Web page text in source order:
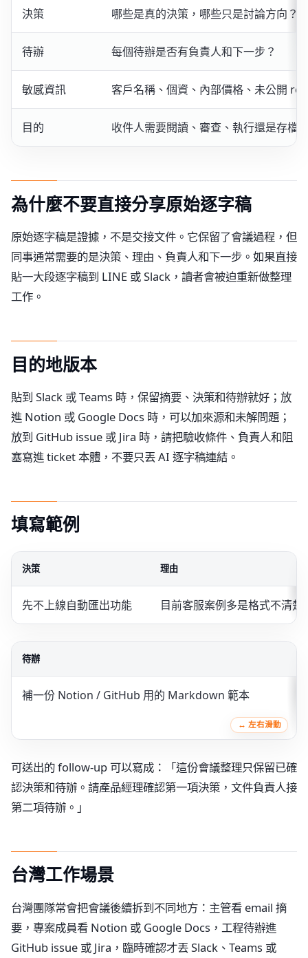
決策 哪些是真的決策，哪些只是討論方向？
待辦 每個待辦是否有負責人和下一步？
敏感資訊 客戶名稱、個資、內部價格、未公開
目的 收件人需要閱讀、審查、執行還是存檔
為什麼不要直接分享原始逐字稿
原始逐字稿是證據，不是交接文件。它保留了會議過程，但
同事通常需要的是決策、理由、負責人和下一步。如果直接
貼一大段逐字稿到 LINE 或 Slack，讀者會被迫重新做整理
工作。
目的地版本
貼到 Slack 或 Teams 時，保留摘要、決策和待辦就好；放
進 Notion 或 Google Docs 時，可以加來源和未解問題；
放到 GitHub issue 或 Jira 時，請把驗收條件、負責人和阻
塞寫進 ticket 本體，不要只丟 AI 逐字稿連結。
填寫範例
決策 理由
先不上線自動匯出功能 目前客服案例多是格式不清
待辦
補一份 Notion / GitHub 用的 Markdown 範本
可送出的 follow-up 可以寫成：「這份會議整理只保留已確
認決策和待辦。請產品經理確認第一項決策，文件負責人接
第二項待辦。」
台灣工作場景
台灣團隊常會把會議後續拆到不同地方：主管看 email 摘
要，專案成員看 Notion 或 Google Docs，工程待辦進
GitHub issue 或 Jira，臨時確認才丟 Slack、Teams 或